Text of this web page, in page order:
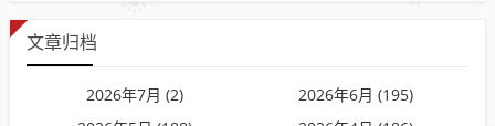
文章归档
2026年7月 (2)
2026年6月 (195)